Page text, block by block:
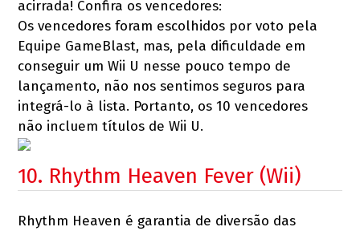
acirrada! Confira os vencedores:
Os vencedores foram escolhidos por voto pela
Equipe GameBlast, mas, pela dificuldade em
conseguir um Wii U nesse pouco tempo de
lançamento, não nos sentimos seguros para
integrá-lo à lista. Portanto, os 10 vencedores
não incluem títulos de Wii U.
10. Rhythm Heaven Fever (Wii)
Rhythm Heaven é garantia de diversão das